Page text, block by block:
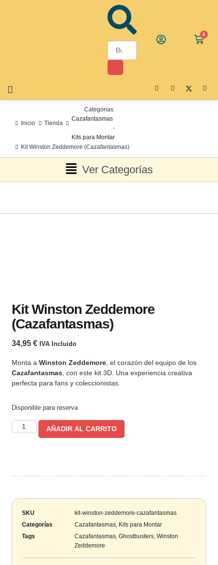
0
Inicio Tienda
Categorias:
Cazafantasmas
-
Kits para Montar
Kit Winston Zeddemore (Cazafantasmas)
Ver Categorías
Kit Winston Zeddemore
(Cazafantasmas)
34,95 € IVA Incluido
Monta a Winston Zeddemore , el corazón del equipo de los
Cazafantasmas , con este kit 3D. Una experiencia creativa
perfecta para fans y coleccionistas.
Disponible para reserva
AÑADIR AL CARRITO
SKU
kit-winston-zeddemore-cazafantasmas
Categorías
Cazafantasmas Kits para Montar
Tags
Cazafantasmas Ghostbusters Winston
Zeddemore